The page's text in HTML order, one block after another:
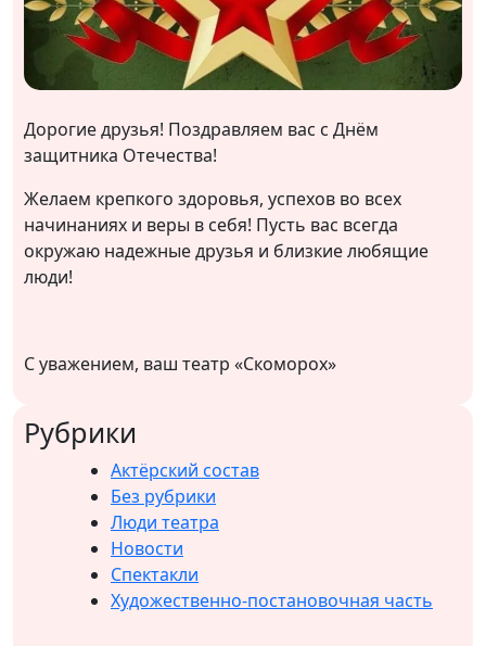
Дорогие друзья! Поздравляем вас с Днём
защитника Отечества!
Желаем крепкого здоровья, успехов во всех
начинаниях и веры в себя! Пусть вас всегда
окружаю надежные друзья и близкие любящие
люди!
С уважением, ваш театр «Скоморох»
Рубрики
Актёрский состав
Без рубрики
Люди театра
Новости
Спектакли
Художественно-постановочная часть